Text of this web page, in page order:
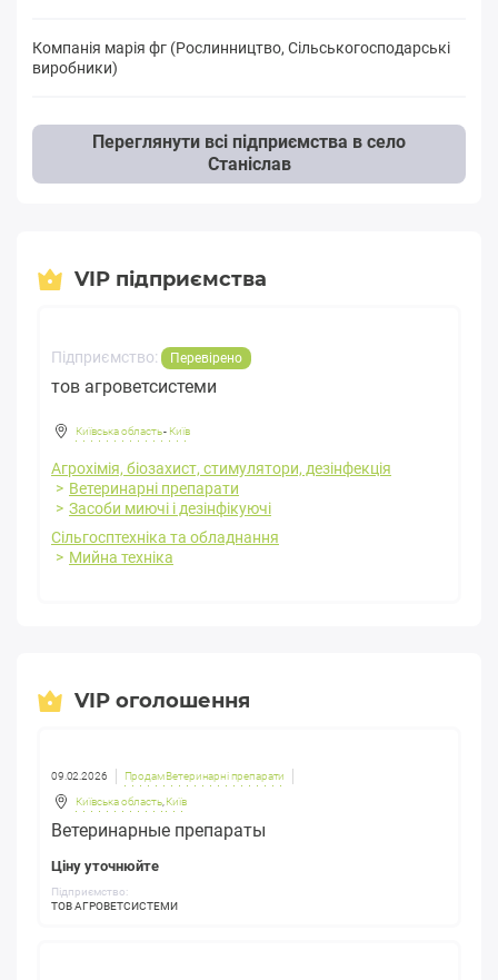
Компанія марія фг (Рослинництво, Сільськогосподарські
виробники)
Переглянути всі підприємства в село
Станіслав
VIP підприємства
Підприємство: Перевірено
тов агроветсистеми
Київська область- Київ
Агрохімія, біозахист, стимулятори, дезінфекція
Ветеринарні препарати
Засоби миючі і дезінфікуючі
Сільгосптехніка та обладнання
Мийна техніка
VIP оголошення
09.02.2026 Продам Ветеринарні препарати
Київська область, Київ
Ветеринарные препараты
Ціну уточнюйте
Підприємство:
ТОВ АГРОВЕТСИСТЕМИ